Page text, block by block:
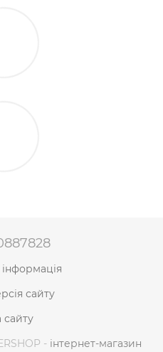
сайту
сайту
- інтернет-магазин